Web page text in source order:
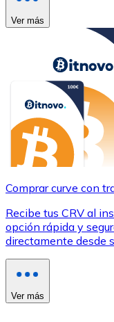
Ver más
Comprar curve con
Recibe tus CRV al
opción rápida y
directamente desde
Ver más